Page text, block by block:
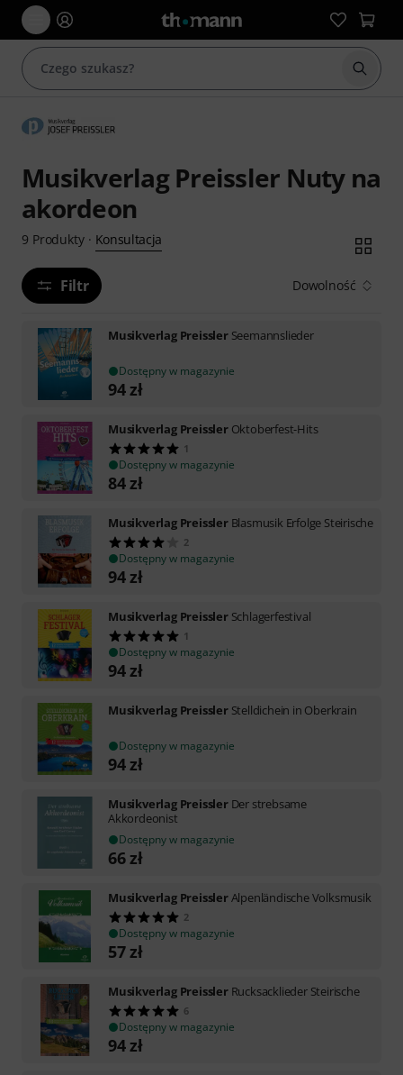
Musikverlag Preissler Nuty na
akordeon
9 Produkty· Konsultacja
Filtr Dowolność
Musikverlag Preissler Seemannslieder
Dostępny w magazynie
94zł
Musikverlag Preissler Oktoberfest-Hits
1
Dostępny w magazynie
84zł
Musikverlag Preissler Blasmusik Erfolge Steirische
2
Dostępny w magazynie
94zł
Musikverlag Preissler Schlagerfestival
1
Dostępny w magazynie
94zł
Musikverlag Preissler Stelldichein in Oberkrain
Dostępny w magazynie
94zł
Musikverlag Preissler Der strebsame
Akkordeonist
Dostępny w magazynie
66zł
Musikverlag PreisslerAlpenländische Volksmusik
2
Dostępny w magazynie
57zł
Musikverlag Preissler Rucksacklieder Steirische
6
Dostępny w magazynie
94zł